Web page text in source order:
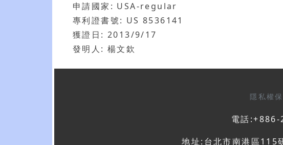
申請國家: USA-regular
專利證書號: US 8536141
獲證日: 2013/9/17
發明人: 楊文欽
隱私權
電話
地址:台北市南港區115